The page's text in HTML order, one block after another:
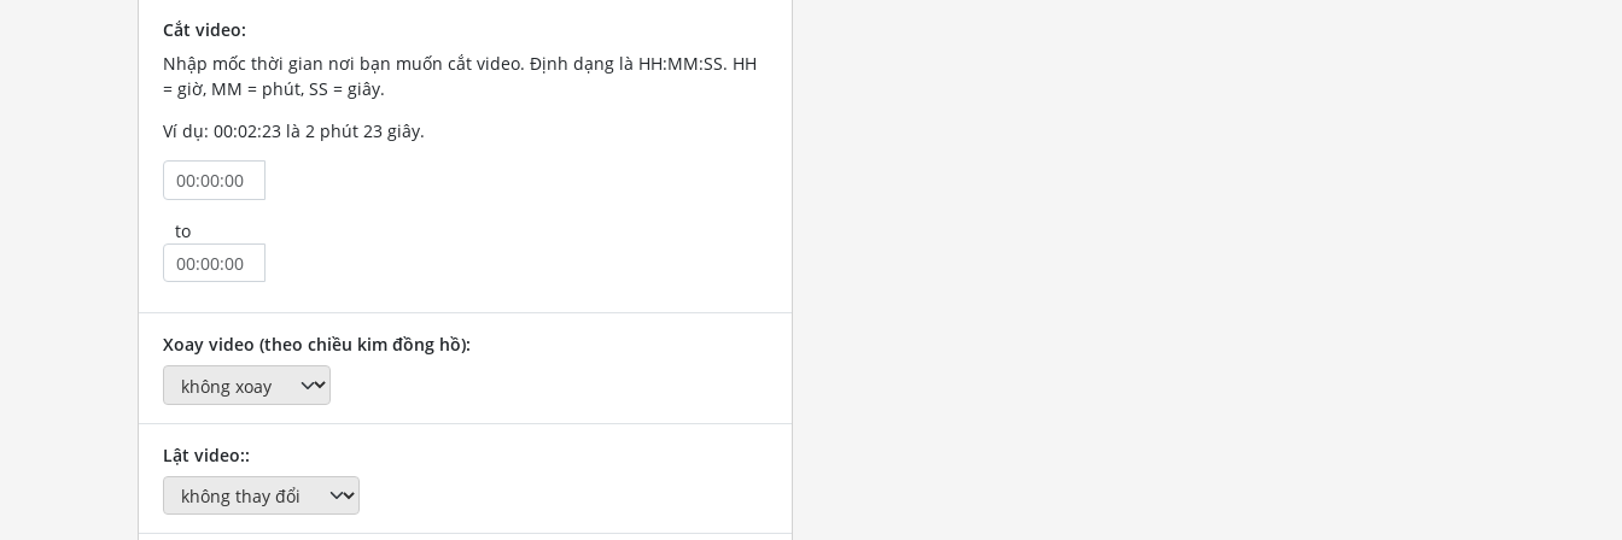
Cắt video:
Nhập mốc thời gian nơi bạn muốn cắt video. Định dạng là HH:MM:SS. HH
= giờ, MM = phút, SS = giây.
Ví dụ: 00:02:23 là 2 phút 23 giây.
to
Xoay video (theo chiều kim đồng hồ):
Lật video::